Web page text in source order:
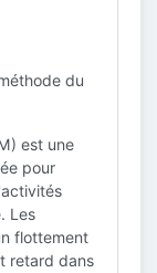
du
est une
pour
Les
flottement
retard dans